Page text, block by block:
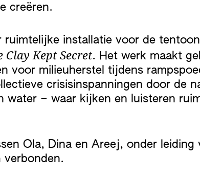
creëren.
ruimtelijke installatie voor de
Clay Kept Secret. Het werk maakt
voor milieuherstel tijdens
crisisinspanningen door de
water – waar kijken en luisteren
Ola, Dina en Areej, onder
verbonden.